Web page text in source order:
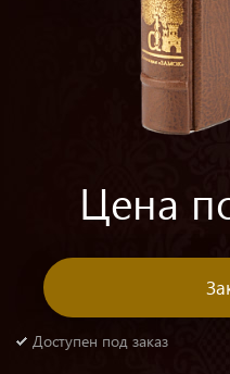
Доступен под заказ
Цена